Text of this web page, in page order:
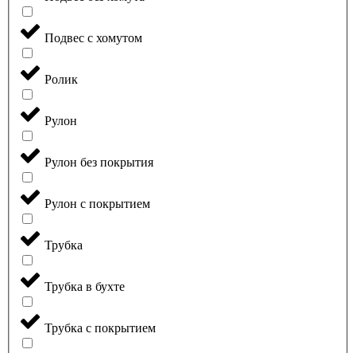
Подвес с хомутом
Ролик
Рулон
Рулон без покрытия
Рулон с покрытием
Трубка
Трубка в бухте
Трубка с покрытием